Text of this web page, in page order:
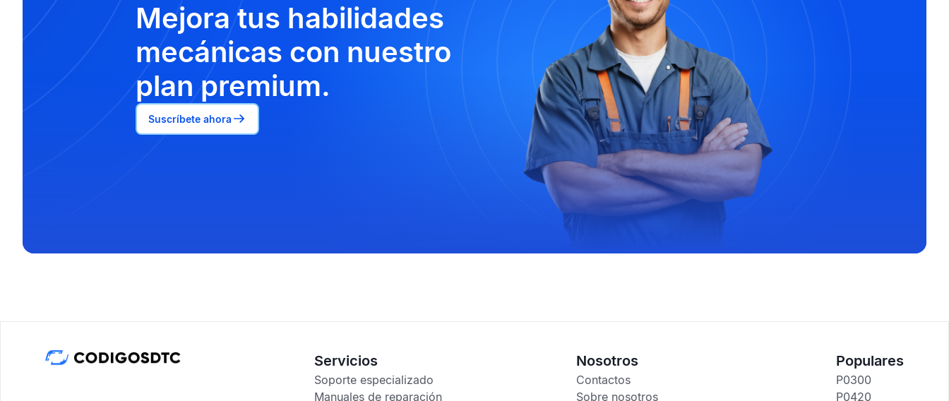
Mejora tus habilidades
mecánicas con nuestro
plan premium.
Suscríbete ahora
Servicios
Soporte especializado
Manuales de reparación
Nosotros
Contactos
Sobre nosotros
Populares
P0300
P0420